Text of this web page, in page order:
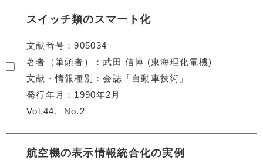
スイッチ類のスマート化
文献番号
905034
著者（筆頭者）
武田 信博 (東海理化電機)
文献・情報種別
会誌「自動車技術」
発行年月
1990年2月
Vol.44
No.2
航空機の表示情報統合化の実例